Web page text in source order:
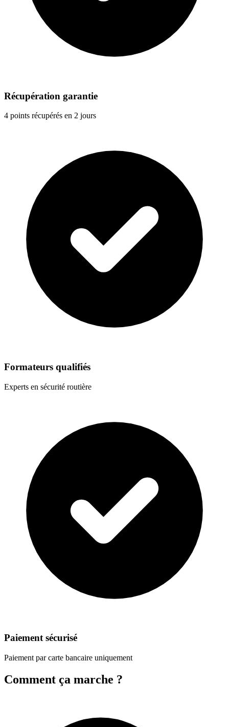
Récupération garantie
4 points récupérés en 2 jours
Formateurs qualifiés
Experts en sécurité routière
Paiement sécurisé
Paiement par carte bancaire uniquement
Comment ça marche ?